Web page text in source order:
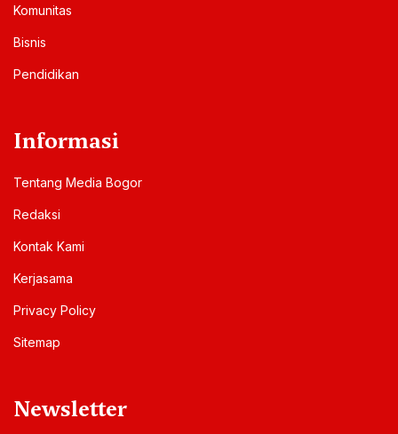
Komunitas
Bisnis
Pendidikan
Informasi
Tentang Media Bogor
Redaksi
Kontak Kami
Kerjasama
Privacy Policy
Sitemap
Newsletter